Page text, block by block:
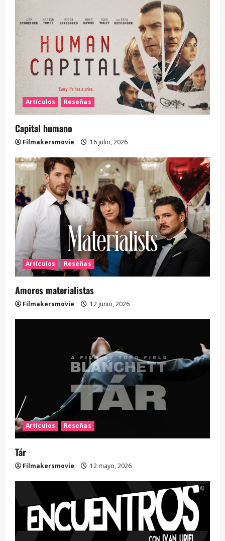
Artículos Reseñas
Capital humano
Filmakersmovie 16 julio, 2026
Artículos Reseñas
Amores materialistas
Filmakersmovie 12 junio, 2026
Artículos Reseñas
Tár
Filmakersmovie 12 mayo, 2026